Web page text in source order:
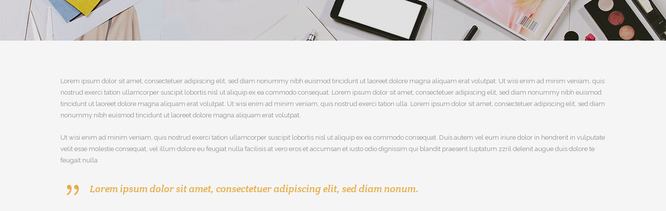
Lorem ipsum dolor sit amet, consectetuer adipiscing elit, sed diam nonummy nibh euismod tincidunt ut laoreet dolore magna aliquam erat volutpat. Ut wisi enim ad minim veniam, quis
nostrud exerci tation ullamcorper suscipit lobortis nisl ut aliquip ex ea commodo consequat. Lorem ipsum dolor sit amet, consectetuer adipiscing elit, sed diam nonummy nibh euismod
tincidunt ut laoreet dolore magna aliquam erat volutpat. Ut wisi enim ad minim veniam, quis nostrud exerci tation ulla. Lorem ipsum dolor sit amet, consectetuer adipiscing elit, sed diam
nonummy nibh euismod tincidunt ut laoreet dolore magna aliquam erat volutpat.
Ut wisi enim ad minim veniam, quis nostrud exerci tation ullamcorper suscipit lobortis nisl ut aliquip ex ea commodo consequat. Duis autem vel eum iriure dolor in hendrerit in vulputate
velit esse molestie consequat, vel illum dolore eu feugiat nulla facilisis at vero eros et accumsan et iusto odio dignissim qui blandit praesent luptatum zzril delenit augue duis dolore te
feugait nulla
Lorem ipsum dolor sit amet, consectetuer adipiscing elit, sed diam nonum.